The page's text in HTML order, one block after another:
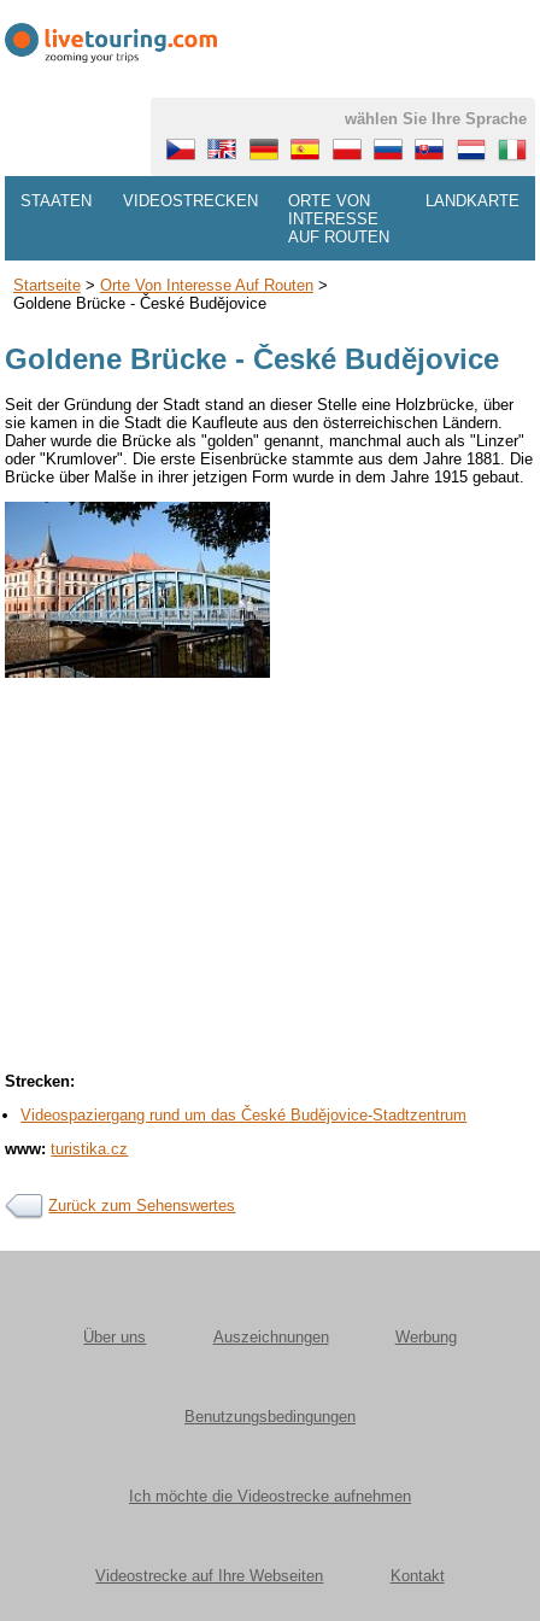
wählen Sie Ihre Sprache
STAATEN VIDEOSTRECKEN
ORTE VON
INTERESSE
AUF ROUTEN
LANDKARTE
Startseite> Orte Von Interesse Auf Routen>
Goldene Brücke - České Budějovice
Goldene Brücke - České Budějovice
Seit der Gründung der Stadt stand an dieser Stelle eine Holzbrücke, über
sie kamen in die Stadt die Kaufleute aus den österreichischen Ländern.
Daher wurde die Brücke als "golden" genannt, manchmal auch als "Linzer"
oder "Krumlover". Die erste Eisenbrücke stammte aus dem Jahre 1881. Die
Brücke über Malše in ihrer jetzigen Form wurde in dem Jahre 1915 gebaut.
Strecken:
Videospaziergang rund um das České Budějovice-Stadtzentrum
www: turistika.cz
Zurück zum Sehenswertes
Über uns Auszeichnungen Werbung
Benutzungsbedingungen
Ich möchte die Videostrecke aufnehmen
Videostrecke auf Ihre Webseiten Kontakt